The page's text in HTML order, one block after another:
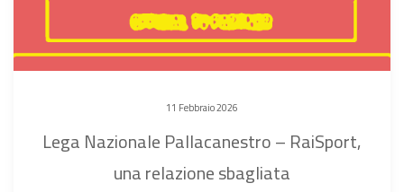
11 Febbraio 2026
Lega Nazionale Pallacanestro – RaiSport,
una relazione sbagliata